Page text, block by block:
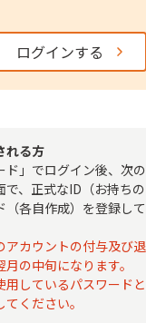
ログインする
れる方
ド」でログイン後、次
で、正式なID（お持ち
（各自作成）を登録し
カウントの付与及び
の中旬になります。
しているパスワード
ください。